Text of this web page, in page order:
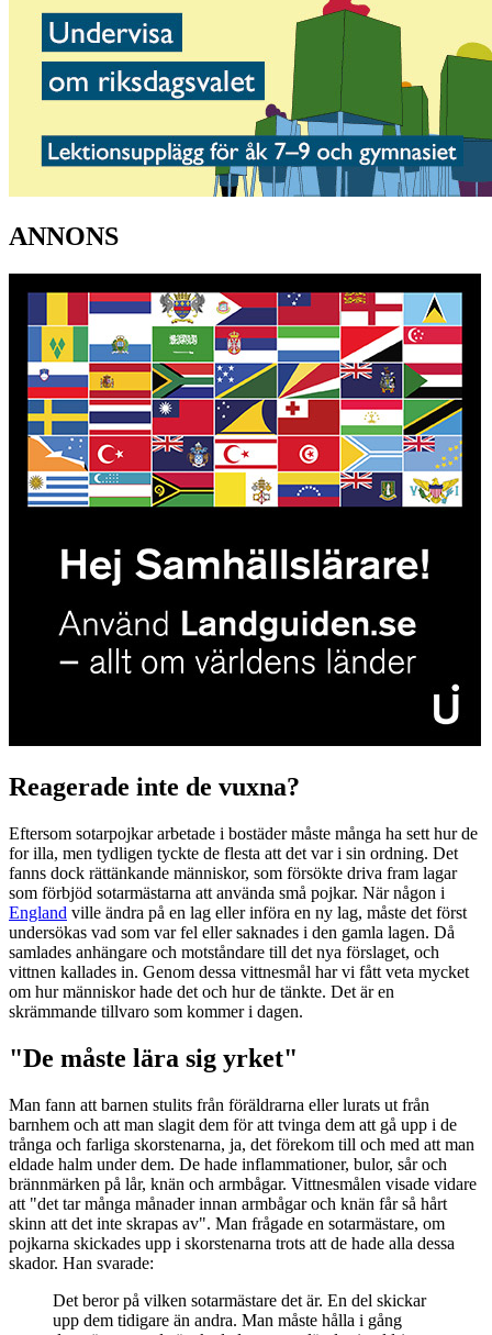
ANNONS
Reagerade inte de vuxna?
Eftersom sotarpojkar arbetade i bostäder måste många ha sett hur de
for illa, men tydligen tyckte de flesta att det var i sin ordning. Det
fanns dock rättänkande människor, som försökte driva fram lagar
som förbjöd sotarmästarna att använda små pojkar. När någon i
England ville ändra på en lag eller införa en ny lag, måste det först
undersökas vad som var fel eller saknades i den gamla lagen. Då
samlades anhängare och motståndare till det nya förslaget, och
vittnen kallades in. Genom dessa vittnesmål har vi fått veta mycket
om hur människor hade det och hur de tänkte. Det är en
skrämmande tillvaro som kommer i dagen.
"De måste lära sig yrket"
Man fann att barnen stulits från föräldrarna eller lurats ut från
barnhem och att man slagit dem för att tvinga dem att gå upp i de
trånga och farliga skorstenarna, ja, det förekom till och med att man
eldade halm under dem. De hade inflammationer, bulor, sår och
brännmärken på lår, knän och armbågar. Vittnesmålen visade vidare
att "det tar många månader innan armbågar och knän får så hårt
skinn att det inte skrapas av". Man frågade en sotarmästare, om
pojkarna skickades upp i skorstenarna trots att de hade alla dessa
skador. Han svarade:
Det beror på vilken sotarmästare det är. En del skickar
upp dem tidigare än andra. Man måste hålla i gång